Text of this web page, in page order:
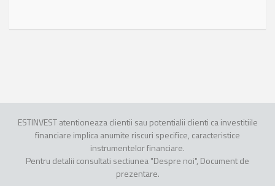
ESTINVEST atentioneaza clientii sau potentialii clienti ca investitiile
financiare implica anumite riscuri specifice, caracteristice
instrumentelor financiare.
Pentru detalii consultati sectiunea "Despre noi", Document de
prezentare.